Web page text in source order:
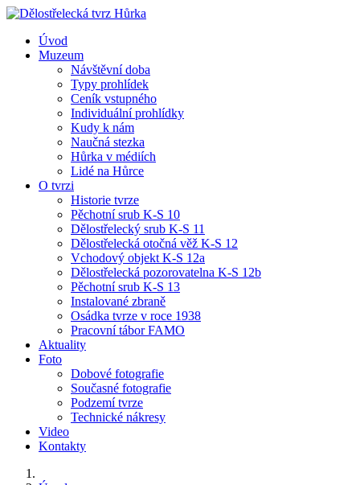
Úvod
Muzeum
Návštěvní doba
Typy prohlídek
Ceník vstupného
Individuální prohlídky
Kudy k nám
Naučná stezka
Hůrka v médiích
Lidé na Hůrce
O tvrzi
Historie tvrze
Pěchotní srub K-S 10
Dělostřelecký srub K-S 11
Dělostřelecká otočná věž K-S 12
Vchodový objekt K-S 12a
Dělostřelecká pozorovatelna K-S 12b
Pěchotní srub K-S 13
Instalované zbraně
Osádka tvrze v roce 1938
Pracovní tábor FAMO
Aktuality
Foto
Dobové fotografie
Současné fotografie
Podzemí tvrze
Technické nákresy
Video
Kontakty